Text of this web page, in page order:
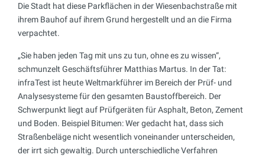
Die Stadt hat diese Parkflächen in der Wiesenbachstraße mit
ihrem Bauhof auf ihrem Grund hergestellt und an die Firma
verpachtet.
„Sie haben jeden Tag mit uns zu tun, ohne es zu wissen“,
schmunzelt Geschäftsführer Matthias Martus. In der Tat:
infraTest ist heute Weltmarkführer im Bereich der Prüf- und
Analysesysteme für den gesamten Baustoffbereich. Der
Schwerpunkt liegt auf Prüfgeräten für Asphalt, Beton, Zement
und Boden. Beispiel Bitumen: Wer gedacht hat, dass sich
Straßenbeläge nicht wesentlich voneinander unterscheiden,
der irrt sich gewaltig. Durch unterschiedliche Verfahren